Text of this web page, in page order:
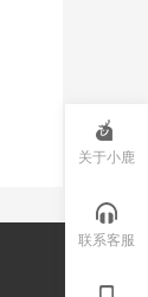
关于小鹿
联系客服